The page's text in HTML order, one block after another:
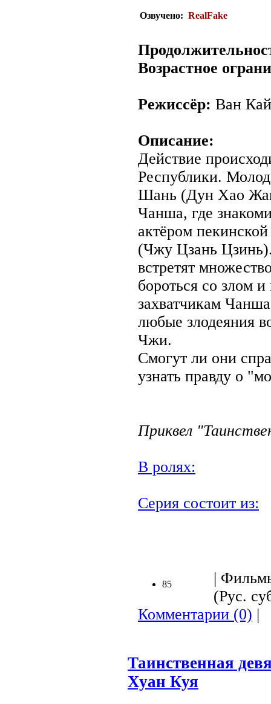
Озвучено: RealFake
Возрастное
Режиссёр: Ван Кай
Описание:
Действие
Республики.
Шань (Дун Хао
Чанша, где
актёром
(Чжу Цзань
встретят
бороться со злом и
захватчикам
любые злодеяния
Чжи.
Смогут ли они
узнать правду о
Приквел
В ролях:
Серия состоит из:
85
|
(Рус.
Комментарии (0) |
Таинственная
Хуан Куя